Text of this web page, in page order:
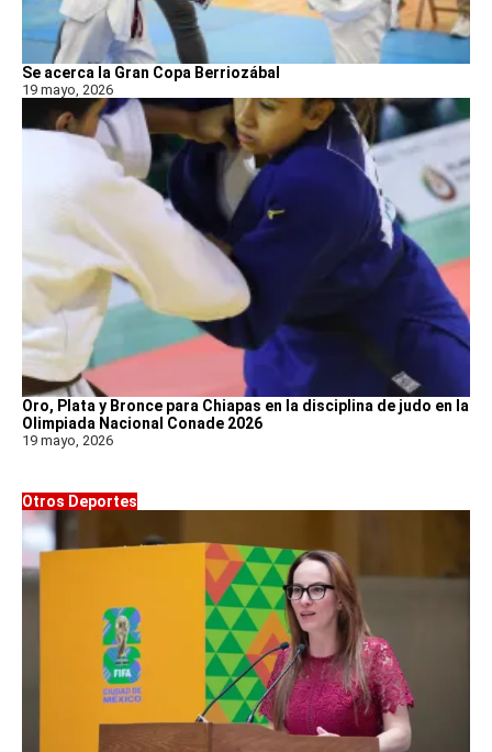
Se acerca la Gran Copa Berriozábal
19 mayo, 2026
Oro, Plata y Bronce para Chiapas en la disciplina de judo en la
Olimpiada Nacional Conade 2026
19 mayo, 2026
Otros Deportes